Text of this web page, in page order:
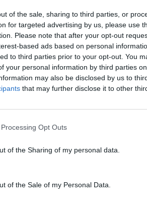
of the sale, sharing to third parties, or
for targeted advertising by us, please use
Please note that after your opt-out
based ads based on personal
to third parties prior to your opt-out. You
your personal information by third parties
may also be disclosed by us to
that may further disclose it to other
Opt Outs
of the Sharing of my personal data.
of the Sale of my Personal Data.
en Tunisie ; remplir avant
demandées sur cesite puis imprimer
(la fiche sanitaire et la fiche
sanitaires tunisiens à l’arrivée). Il est
tunisien (par exemple celui de la
valider la production de ces